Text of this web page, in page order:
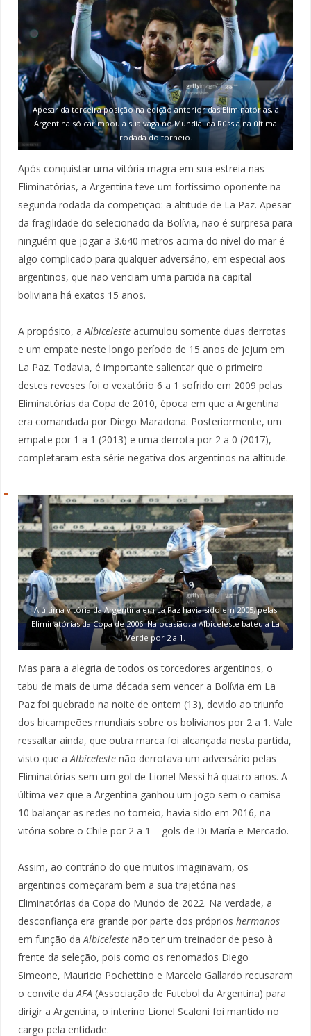
Apesar da terceira posição na edição anterior das Eliminatórias, a
Argentina só carimbou a sua vaga no Mundial da Rússia na última
rodada do torneio.
Após conquistar uma vitória magra em sua estreia nas
Eliminatórias, a Argentina teve um fortíssimo oponente na
segunda rodada da competição: a altitude de La Paz. Apesar
da fragilidade do selecionado da Bolívia, não é surpresa para
ninguém que jogar a 3.640 metros acima do nível do mar é
algo complicado para qualquer adversário, em especial aos
argentinos, que não venciam uma partida na capital
boliviana há exatos 15 anos.
A propósito, aAlbiceleste acumulou somente duas derrotas
e um empate neste longo período de 15 anos de jejum em
La Paz. Todavia, é importante salientar que o primeiro
destes reveses foi o vexatório 6 a 1 sofrido em 2009 pelas
Eliminatórias da Copa de 2010, época em que a Argentina
era comandada por Diego Maradona. Posteriormente, um
empate por 1 a 1 (2013) e uma derrota por 2 a 0 (2017),
completaram esta série negativa dos argentinos na altitude.
A última vitória da Argentina em La Paz havia sido em 2005, pelas
Eliminatórias da Copa de 2006. Na ocasião, a Albiceleste bateu a La
Verde por 2 a 1.
Mas para a alegria de todos os torcedores argentinos, o
tabu de mais de uma década sem vencer a Bolívia em La
Paz foi quebrado na noite de ontem (13), devido ao triunfo
dos bicampeões mundiais sobre os bolivianos por 2 a 1. Vale
ressaltar ainda, que outra marca foi alcançada nesta partida,
visto que aAlbiceleste não derrotava um adversário pelas
Eliminatórias sem um gol de Lionel Messi há quatro anos. A
última vez que a Argentina ganhou um jogo sem o camisa
10 balançar as redes no torneio, havia sido em 2016, na
vitória sobre o Chile por 2 a 1 – gols de Di María e Mercado.
Assim, ao contrário do que muitos imaginavam, os
argentinos começaram bem a sua trajetória nas
Eliminatórias da Copa do Mundo de 2022. Na verdade, a
desconfiança era grande por parte dos próprios hermanos
em função daAlbiceleste não ter um treinador de peso à
frente da seleção, pois como os renomados Diego
Simeone, Mauricio Pochettino e Marcelo Gallardo recusaram
o convite daAFA (Associação de Futebol da Argentina) para
dirigir a Argentina, o interino Lionel Scaloni foi mantido no
cargo pela entidade.